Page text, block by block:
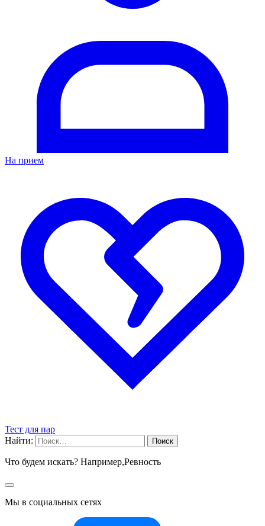
На прием
Тест для пар
Найти:
Что будем искать? Например,Ревность
Мы в социальных сетях